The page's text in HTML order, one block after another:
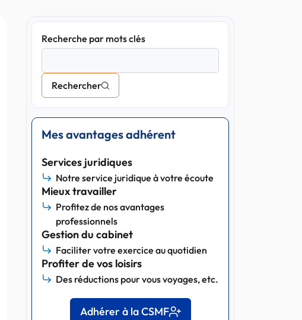
Recherche par mots clés
Rechercher
Mes avantages adhérent
Services juridiques
Notre service juridique à votre écoute
Mieux travailler
Profitez de nos avantages
professionnels
Gestion du cabinet
Faciliter votre exercice au quotidien
Profiter de vos loisirs
Des réductions pour vous voyages, etc.
Adhérer à la CSMF